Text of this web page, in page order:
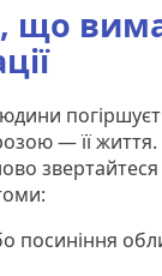
— її
посиніння